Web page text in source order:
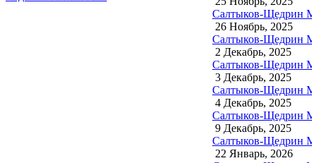
Салтыков-Щедрин
26 Ноябрь, 2025
Салтыков-Щедрин
2 Декабрь, 2025
Салтыков-Щедрин
3 Декабрь, 2025
Салтыков-Щедрин
4 Декабрь, 2025
Салтыков-Щедрин
9 Декабрь, 2025
Салтыков-Щедрин
22 Январь, 2026